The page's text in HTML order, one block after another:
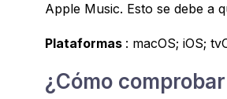
Apple Music. Esto se debe a
Plataformas : macOS; iOS;
¿Cómo